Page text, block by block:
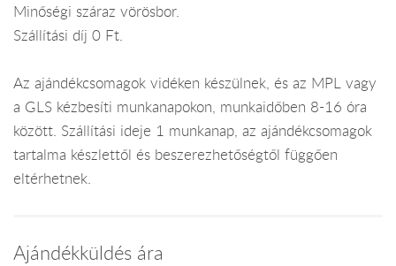
Minőségi száraz vörösbor.
Szállítási díj 0 Ft.
Az ajándékcsomagok vidéken készülnek, és az MPL vagy
a GLS kézbesíti munkanapokon, munkaidőben 8-16 óra
között. Szállítási ideje 1 munkanap, az ajándékcsomagok
tartalma készlettől és beszerezhetőségtől függően
eltérhetnek.
Ajándékküldés ára